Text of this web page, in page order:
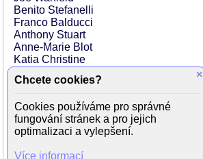
Benito Stefanelli
Franco Balducci
Anthony Stuart
Anne-Marie Blot
Katia Christine
Alain Bouvette (Le chasseur de la
Charles Aïche
Fernand Berset (Le client mécontent)
Claude Laugier
×
Chcete cookies?
Cookies používáme pro správné
fungování stránek a pro jejich
optimalizaci a vylepšení.
Více informací